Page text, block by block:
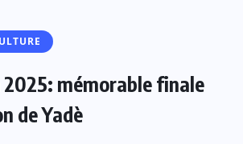
2025: mémorable finale
de Yadè